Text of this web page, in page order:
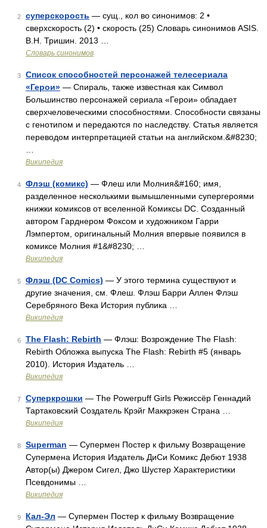
2 суперскорость — сущ., кол во синонимов: 2 •
сверхскорость (2) • скорость (25) Словарь синонимов ASIS.
В.Н. Тришин. 2013 …
Словарь синонимов
3
Список способностей персонажей телесериала
«Герои» — Спираль, также известная как Символ
Большинство персонажей сериала «Герои» обладает
сверхчеловеческими способностями. Способности связаны
с генотипом и передаются по наследству. Статья является
переводом интерпретацией статьи на английском.&#8230;
Википедия
4 Флэш (комикс) — Флеш или Молния&#160; имя,
разделенное несколькими вымышленными супергероями
книжки комиксов от вселенной Комиксы DC. Созданный
автором Гарднером Фоксом и художником Гарри
Лэмпертом, оригинальный Молния впервые появился в
комиксе Молния #1&#8230; …
Википедия
5 Флэш (DC Comics) — У этого термина существуют и
другие значения, см. Флеш. Флэш Барри Аллен Флэш
Серебряного Века История публика …
Википедия
6 The Flash: Rebirth — Флэш: Возрождение The Flash:
Rebirth Обложка выпуска The Flash: Rebirth #5 (январь
2010). История Издатель …
Википедия
7 Суперкрошки — The Powerpuff Girls Режиссёр Геннадий
Тартаковский Создатель Крэйг Маккрэкен Страна …
Википедия
8 Superman — Супермен Постер к фильму Возвращение
Супермена История Издатель ДиСи Комикс Дебют 1938
Автор(ы) Джером Сигел, Джо Шустер Характеристики
Псевдонимы …
Википедия
9 Кал-Эл — Супермен Постер к фильму Возвращение